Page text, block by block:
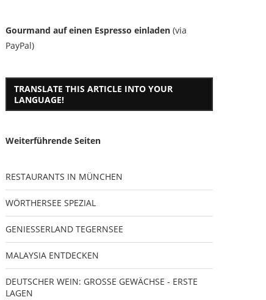
Gourmand auf einen Espresso einladen (via
PayPal)
TRANSLATE THIS ARTICLE INTO YOUR
LANGUAGE!
Weiterführende Seiten
RESTAURANTS IN MÜNCHEN
WÖRTHERSEE SPEZIAL
GENIESSERLAND TEGERNSEE
MALAYSIA ENTDECKEN
DEUTSCHER WEIN: GROSSE GEWÄCHSE - ERSTE
LAGEN